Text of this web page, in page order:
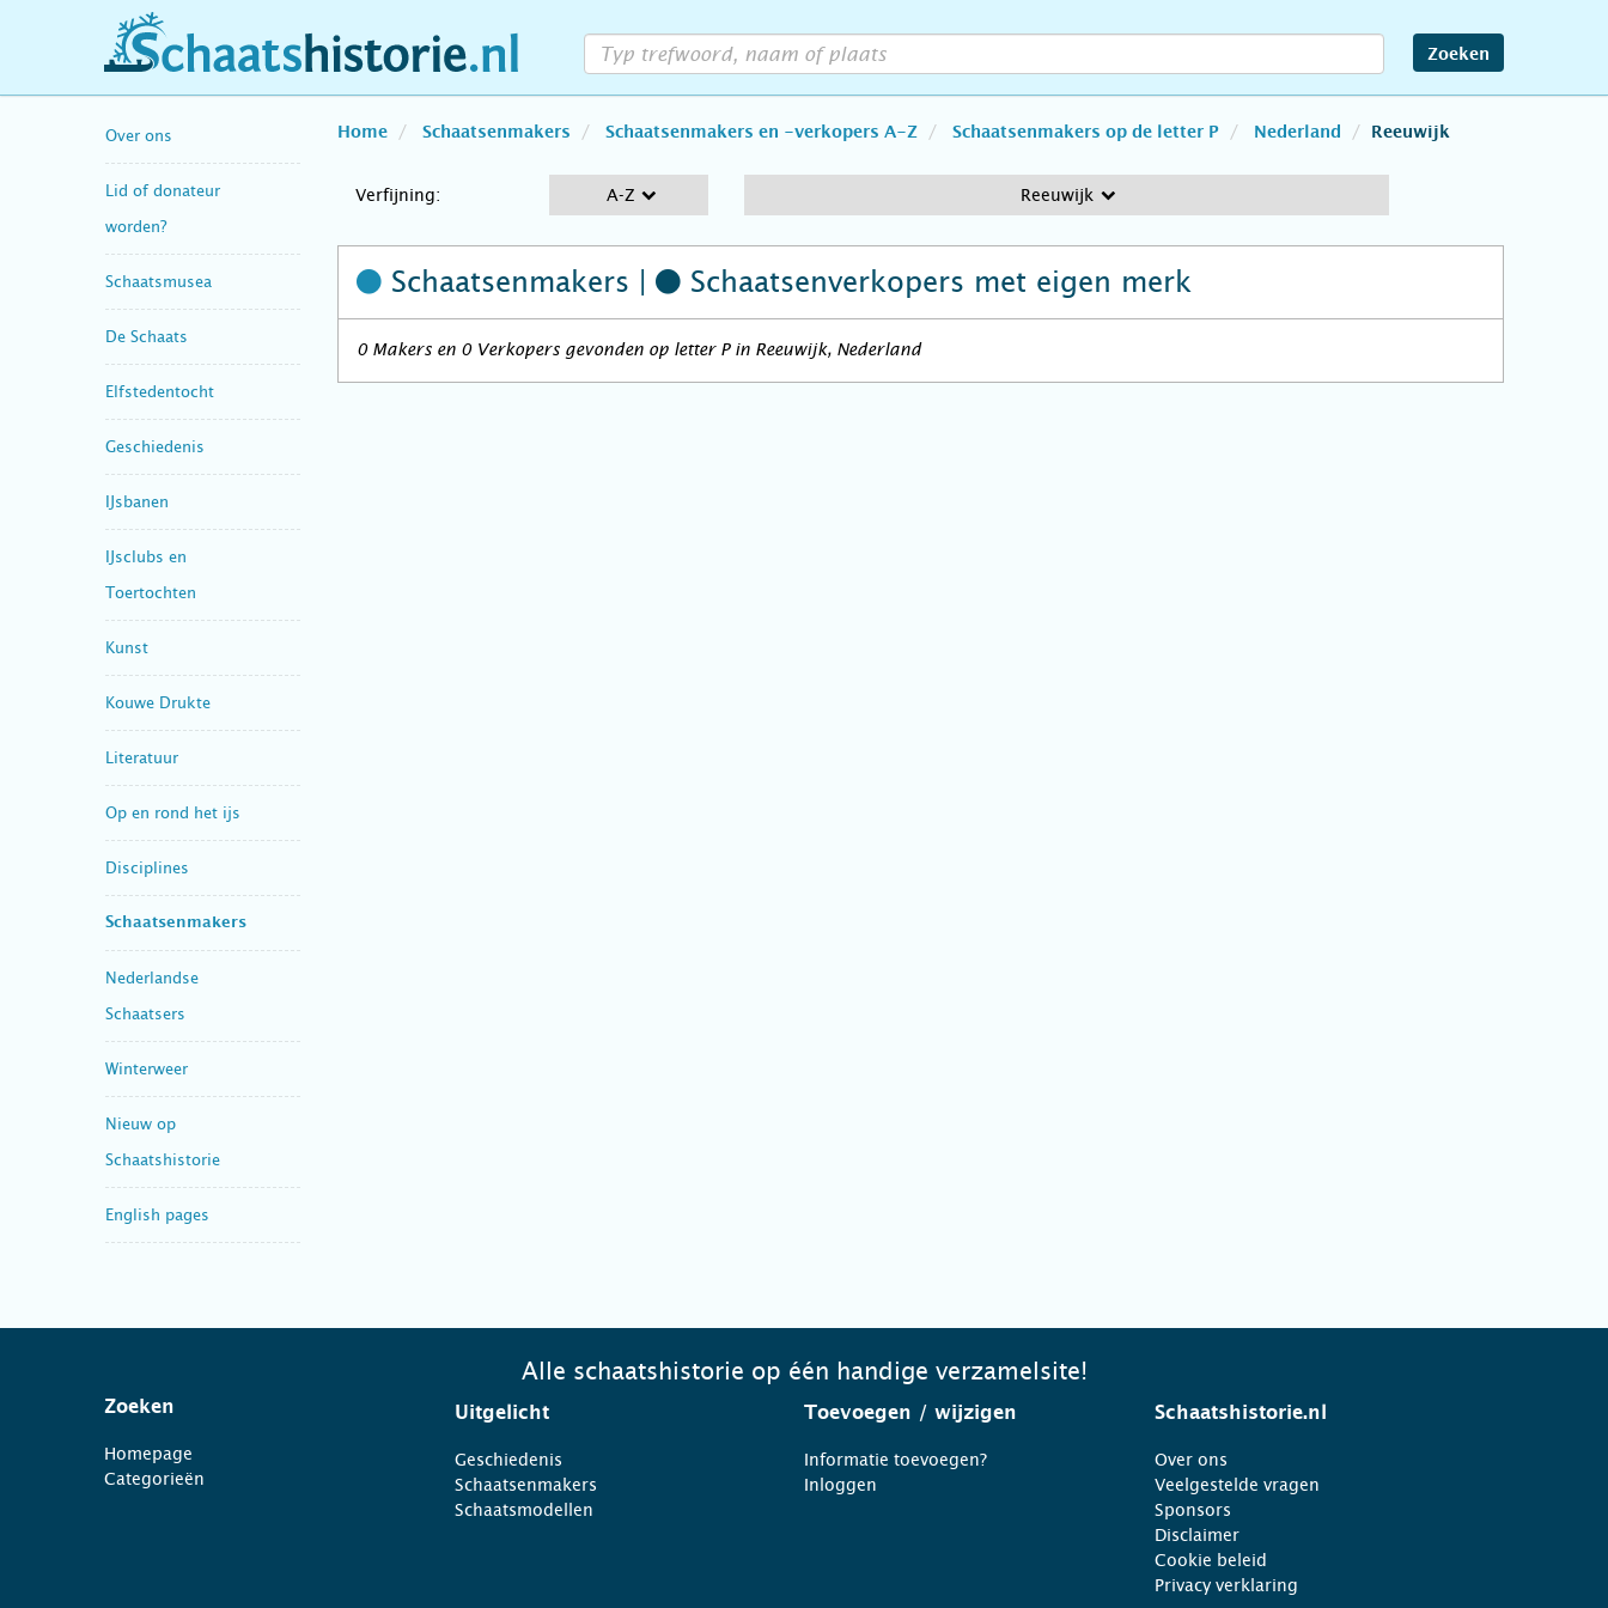
schaatshistorie.nl Zoeken
Over ons
Lid of donateur
worden?
Schaatsmusea
De Schaats
Elfstedentocht
Geschiedenis
IJsbanen
IJsclubs en
Toertochten
Kunst
Kouwe Drukte
Literatuur
Op en rond het ijs
Disciplines
Schaatsenmakers
Nederlandse
Schaatsers
Winterweer
Nieuw op
Schaatshistorie
English pages
Home Schaatsenmakers Schaatsenmakers en -verkopers A-Z Schaatsenmakers op de letter P Nederland Reeuwijk
Verfijning: A-Z Reeuwijk
Schaatsenmakers | Schaatsenverkopers met eigen merk
0 Makers en 0 Verkopers gevonden op letter P in Reeuwijk, Nederland
Alle schaatshistorie op één handige verzamelsite!
Zoeken
Homepage
Categorieën
Uitgelicht
Geschiedenis
Schaatsenmakers
Schaatsmodellen
Toevoegen / wijzigen
Informatie toevoegen?
Inloggen
Schaatshistorie.nl
Over ons
Veelgestelde vragen
Sponsors
Disclaimer
Cookie beleid
Privacy verklaring